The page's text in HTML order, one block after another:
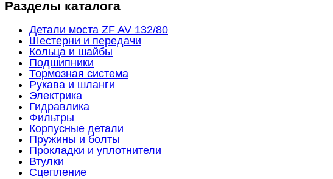
Разделы каталога
Детали моста ZF AV 132/80
Шестерни и передачи
Кольца и шайбы
Подшипники
Тормозная система
Рукава и шланги
Электрика
Гидравлика
Фильтры
Корпусные детали
Пружины и болты
Прокладки и уплотнители
Втулки
Сцепление